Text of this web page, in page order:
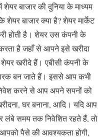
बाजार की दुनिया के माध्यम
बाजार क्या है? शेयर मार्केट
होती है। शेयर उस कंपनी के
करता है जहाँ से आपने इसे खरीदा
खरीदे हैं। एबीसी कंपनी के
बन जाते हैं। इससे आप कभी
करने से आप अपने सपनों को
घर बनाना, आदि। यदि आप
समय तक निवेशित रहते हैं, तो
पैसे की आवश्यकता होगी,